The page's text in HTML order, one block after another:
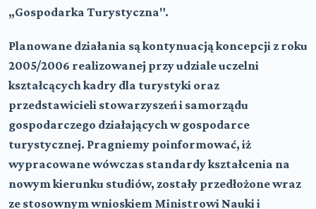
„Gospodarka Turystyczna".
Planowane działania są kontynuacją koncepcji z roku
2005/2006 realizowanej przy udziale uczelni
kształcących kadry dla turystyki oraz
przedstawicieli stowarzyszeń i samorządu
gospodarczego działających w gospodarce
turystycznej. Pragniemy poinformować, iż
wypracowane wówczas standardy kształcenia na
nowym kierunku studiów, zostały przedłożone wraz
ze stosownym wnioskiem Ministrowi Nauki i